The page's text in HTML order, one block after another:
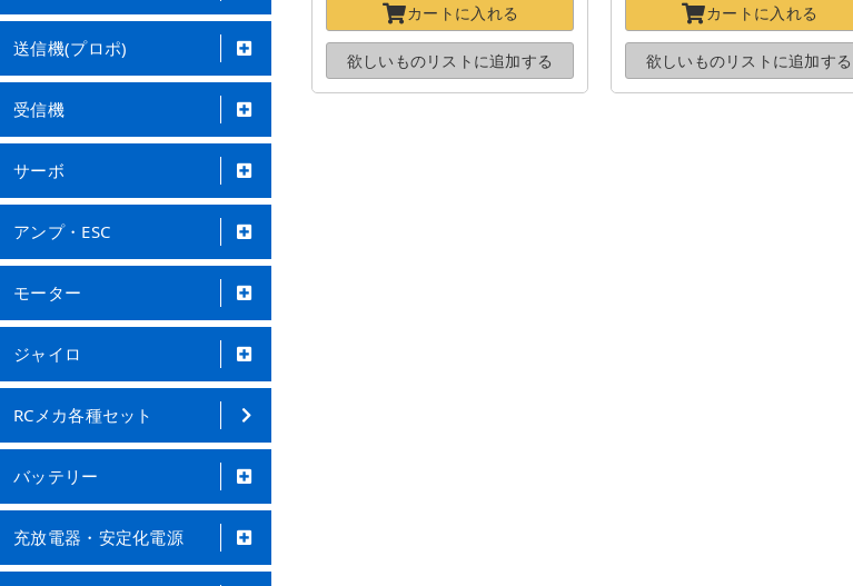
送信機(プロポ)
受信機
サーボ
アンプ・ESC
モーター
ジャイロ
RCメカ各種セット
バッテリー
充放電器・安定化電源
現在注文できません
欲しいものリストに 追加する
カートに入れる
欲しいものリストに追加する
カートに入れる
欲しいものリストに追加する